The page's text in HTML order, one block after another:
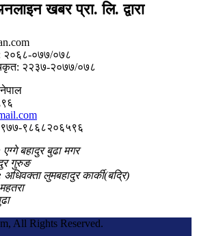
खबर प्रा. लि. द्वारा
२०६८-०७७/०७८
२२३७-२०७७/०७८
९८६८२०६५९६
एग्गे बहादुर बुढा मगर
गुरुङ
अधिवक्ता लुमबहादुर कार्की(बद्रि)
All Rights Reserved.